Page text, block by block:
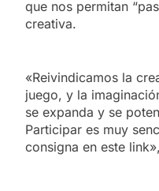
que nos permitan
creativa.
«Reivindicamos la
juego, y la
se expanda y se
Participar es muy
consigna en este